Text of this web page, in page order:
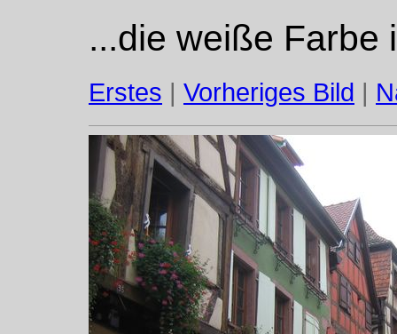
...die weiße Farbe
Erstes | Vorheriges Bild |